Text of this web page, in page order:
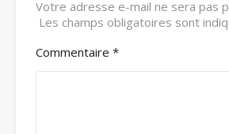
Votre adresse e-mail ne sera pas
Les champs obligatoires sont
Commentaire *